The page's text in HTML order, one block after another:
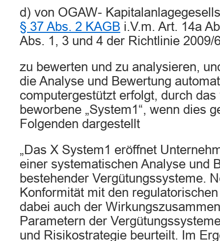
d) von OGAW-
§ 37 Abs. 2 KAGB i.V.m. Art. 14a
Abs. 1, 3 und 4 der Richtlinie 2009/
zu bewerten und zu analysieren,
die Analyse und Bewertung
computergestützt erfolgt, durch
beworbene „System1“, wenn dies
Folgenden dargestellt
„Das X System1 eröffnet
einer systematischen Analyse und
bestehender Vergütungssysteme.
Konformität mit den
dabei auch der
Parametern der
und Risikostrategie beurteilt. Im